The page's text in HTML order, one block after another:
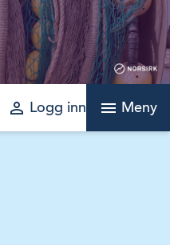
perm_identity Logg inn menu Meny